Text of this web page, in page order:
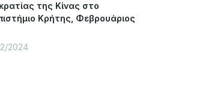
της Κίνας στο
Κρήτης, Φεβρουάριος
2024